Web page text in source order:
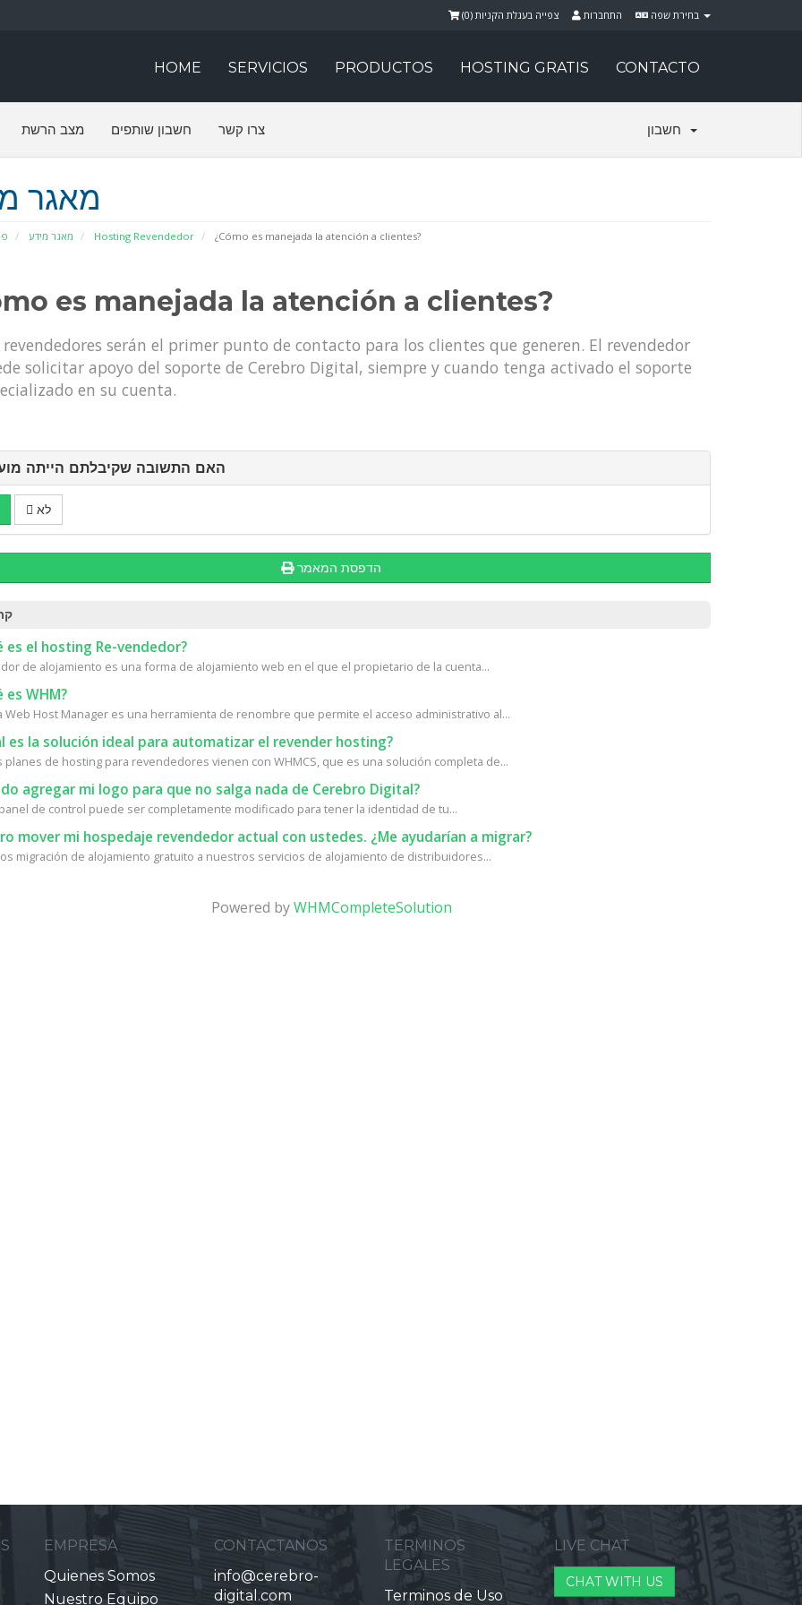
התחברות צפייה בעגלת הקניות (0
)
HOME SERVICIOS PRODUCTOS HOSTING GRATIS CONTACTO
מצב הרשת חשבון שותפים צרו קשר
מאגר
מאגר מידע Hosting Revendedor ¿Cómo es manejada la atención a clientes?
es manejada la atención a clientes?
revendedores serán el primer punto de contacto para los clientes que generen. El revendedor
solicitar apoyo del soporte de Cerebro Digital, siempre y cuando tenga activado el soporte
en su cuenta.
?האם התשובה שקיבלתם הייתה
לא
הדפסת המאמר
es el hosting Re-vendedor?
de alojamiento es una forma de alojamiento web en el que el propietario de la cuenta...
es WHM?
Web Host Manager es una herramienta de renombre que permite el acceso administrativo al...
es la solución ideal para automatizar el revender hosting?
planes de hosting para revendedores vienen con WHMCS, que es una solución completa de...
agregar mi logo para que no salga nada de Cerebro Digital?
de control puede ser completamente modificado para tener la identidad de tu...
mover mi hospedaje revendedor actual con ustedes. ¿Me ayudarían a migrar?
migración de alojamiento gratuito a nuestros servicios de alojamiento de distribuidores...
Powered byWHMCompleteSolution
EMPRESA
Quienes Somos
Nuestro Equipo
CONTACTANOS
info@cerebro-
digital.com
TERMINOS
LEGALES
Terminos de Uso
LIVE CHAT
CHAT WITH US